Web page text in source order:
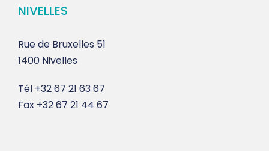
NIVELLES
Rue de Bruxelles 51
1400 Nivelles
Tél +32 67 21 63 67
Fax +32 67 21 44 67